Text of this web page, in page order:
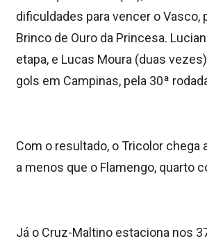
dificuldades para vencer o Vasco,
Brinco de Ouro da Princesa.
etapa, e Lucas Moura (duas
gols em Campinas, pela 30ª
Com o resultado, o Tricolor chega
a menos que o Flamengo, quarto
Já o Cruz-Maltino estaciona nos